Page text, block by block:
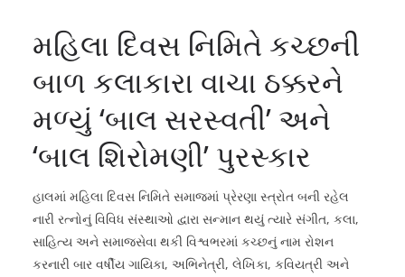
મહિલા દિવસ નિમિતે કચ્છની
બાળ કલાકારા વાચા ઠક્કરને
મળ્યું ‘બાલ સરસ્વતી’ અને
‘બાલ શિરોમણી’ પુરસ્કાર
હાલમાં મહિલા દિવસ નિમિતે સમાજમાં પ્રેરણા સ્ત્રોત બની રહેલ
નારી રત્નોનું વિવિધ સંસ્થાઓ દ્વારા સન્માન થયું ત્યારે સંગીત, કલા,
સાહિત્ય અને સમાજસેવા થકી વિશ્વભરમાં કચ્છનું નામ રોશન
કરનારી બાર વર્ષીય ગાયિકા, અભિનેત્રી, લેખિકા, કવિયત્રી અને